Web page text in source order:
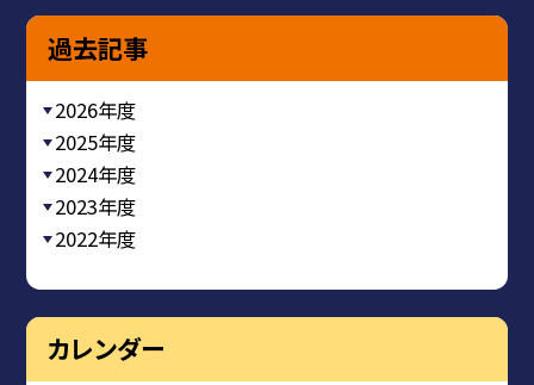
過去記事
2026年度
2025年度
2024年度
2023年度
2022年度
カレンダー